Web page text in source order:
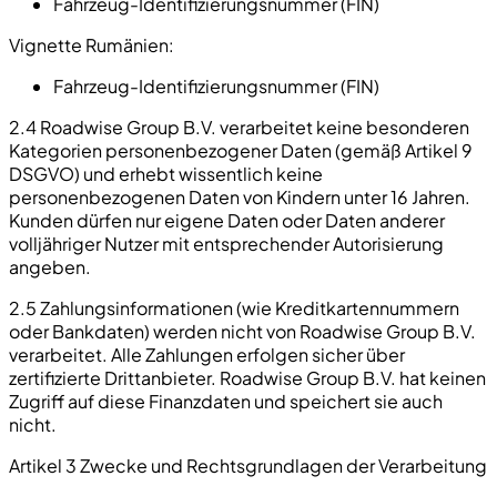
Vignette Rumänien:
Fahrzeug-Identifizierungsnummer (FIN)
2.4 Roadwise Group B.V. verarbeitet keine besonderen
Kategorien personenbezogener Daten (gemäß Artikel 9
DSGVO) und erhebt wissentlich keine
personenbezogenen Daten von Kindern unter 16 Jahren.
Kunden dürfen nur eigene Daten oder Daten anderer
volljähriger Nutzer mit entsprechender Autorisierung
angeben.
2.5 Zahlungsinformationen (wie Kreditkartennummern
oder Bankdaten) werden nicht von Roadwise Group B.V.
verarbeitet. Alle Zahlungen erfolgen sicher über
zertifizierte Drittanbieter. Roadwise Group B.V. hat keinen
Zugriff auf diese Finanzdaten und speichert sie auch
nicht.
Artikel 3 Zwecke und Rechtsgrundlagen der Verarbeitung